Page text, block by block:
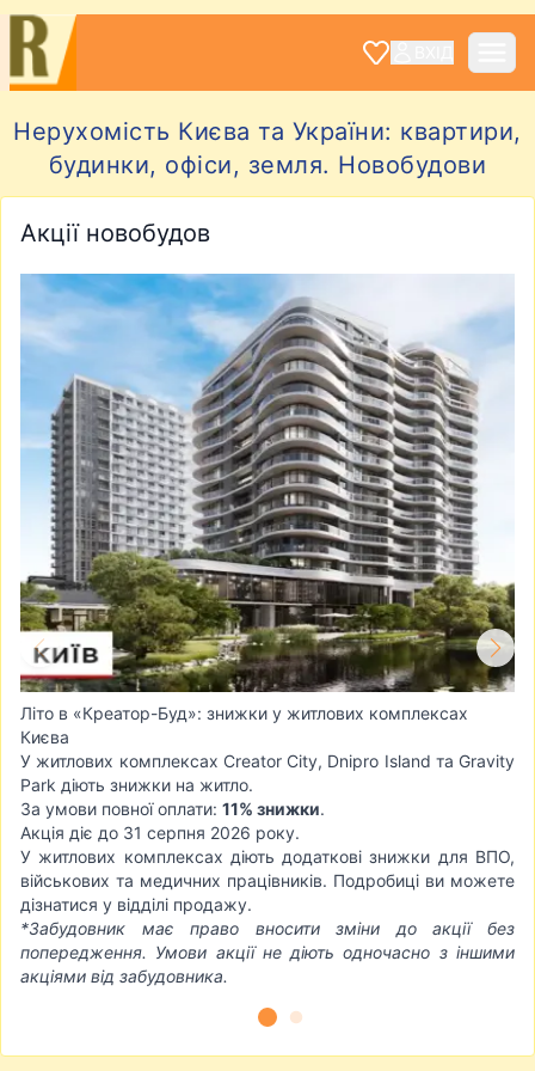
Нерухомiсть Києва та України: квартири,
будинки, офiси, земля. Новобудови
Акції новобудов
Літо в «Креатор-Буд»: знижки у житлових комплексах
Києва
У житлових комплексах Creator City, Dnipro Island та Gravity
Park діють знижки на житло.
За умови повної оплати: 11% знижки.
Акція діє до 31 серпня 2026 року.
У житлових комплексах діють додаткові знижки для ВПО,
військових та медичних працівників. Подробиці ви можете
дізнатися у відділі продажу.
*Забудовник має право вносити зміни до акції без
попередження. Умови акції не діють одночасно з іншими
акціями від забудовника.